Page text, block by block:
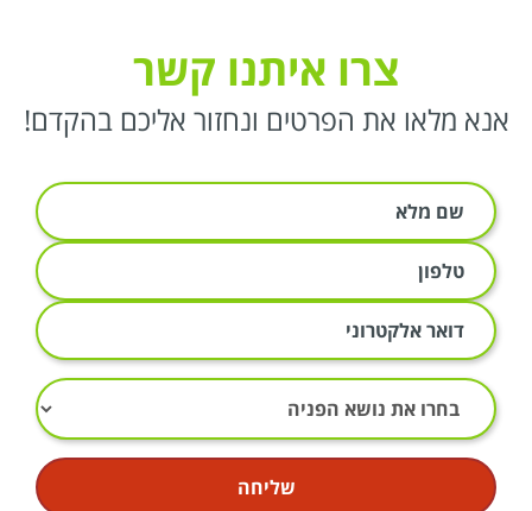
צרו איתנו קשר
אנא מלאו את הפרטים ונחזור אליכם בהקדם!
מ
א
פ
ן
:
מ
ל
ש
ל
שליחה